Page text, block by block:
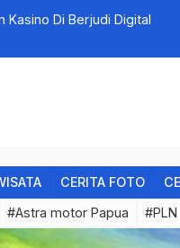
Kasino Di Berjudi Digital
CERITA FOTO
#Astra motor Papua #PLN